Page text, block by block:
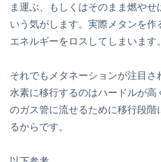
ま運ぶ、もしくはそのまま燃やせ
いう気がします。実際メタンを作
エネルギーをロスしてしまいます。
それでもメタネーションが注目さ
水素に移行するのはハードルが
のガス管に流せるために移行段階
るからです。